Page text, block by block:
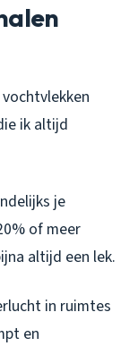
ik altijd
je
of meer
altijd een lek.
in ruimtes
en